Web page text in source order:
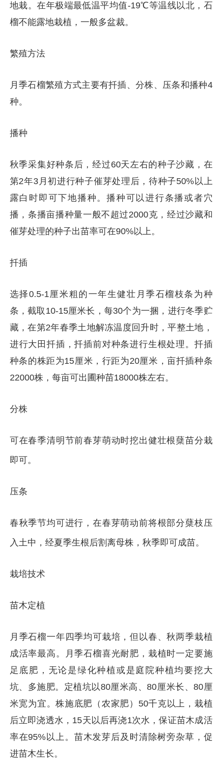
地栽。在年极端最低温平均值-19℃等温线以北，石
榴不能露地栽植，一般多盆裁。
繁殖方法
月季石榴繁殖方式主要有扦插、分株、压条和播种4
种。
播种
秋季采集好种条后，经过60天左右的种子沙藏，在
第2年3月初进行种子催芽处理后，待种子50%以上
露白时即可下地播种。播种可以进行条播或者穴
播，条播亩播种量一般不超过2000克，经过沙藏和
催芽处理的种子出苗率可在90%以上。
扦插
选择0.5-1厘米粗的一年生健壮月季石榴枝条为种
条，截取10-15厘米长，每30个为一捆，进行冬季贮
藏，在第2年春季土地解冻温度回升时，平整土地，
进行大田扦插，扦插前对种条进行生根处理。扦插
种条的株距为15厘米，行距为20厘米，亩扦插种条
22000株，每亩可出圃种苗18000株左右。
分株
可在春季清明节前春芽萌动时挖出健壮根蘖苗分栽
即可。
压条
春秋季节均可进行，在春芽萌动前将根部分蘖枝压
入土中，经夏季生根后割离母株，秋季即可成苗。
栽培技术
苗木定植
月季石榴一年四季均可栽培，但以春、秋两季栽植
成活率最高。月季石榴喜光耐肥，栽植时一定要施
足底肥，无论是绿化种植或是庭院种植均要挖大
坑、多施肥。定植坑以80厘米高、80厘米长、80厘
米宽为宜。株施底肥（农家肥）50千克以上，栽植
后立即浇透水，15天以后再浇1次水，保证苗木成活
率在95%以上。苗木发芽后及时清除树旁杂草，促
进苗木生长。